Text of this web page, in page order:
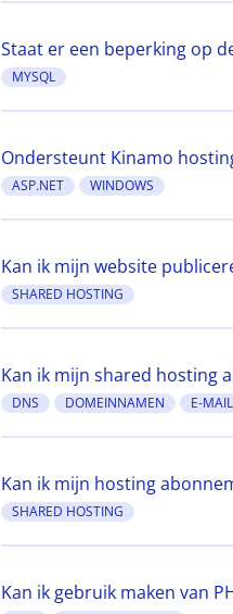
Staat er een beperking op
MYSQL
Ondersteunt Kinamo
ASP.NET WINDOWS
Kan ik mijn website
SHARED HOSTING
Kan ik mijn shared hosting
DNS DOMEINNAMEN E-MAIL
Kan ik mijn hosting
SHARED HOSTING
Kan ik gebruik maken van